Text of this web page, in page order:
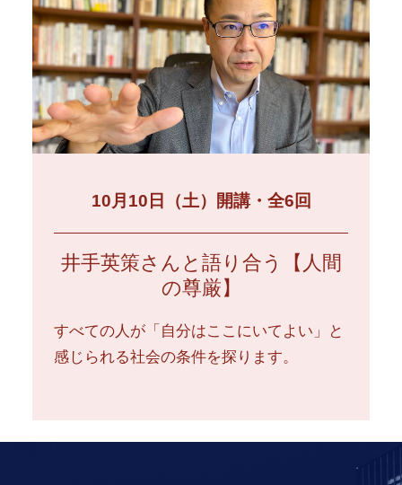
10月10日（土）開講・全6回
井手英策さんと語り合う【人間
の尊厳】
すべての人が「自分はここにいてよい」と
感じられる社会の条件を探ります。